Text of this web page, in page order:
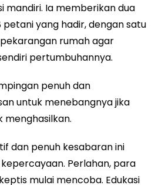
mandiri. Ia memberikan dua
yang hadir, dengan satu
rumah agar
pertumbuhannya.
penuh dan
untuk menebangnya jika
menghasilkan.
dan penuh kesabaran ini
Perlahan, para
mulai mencoba. Edukasi